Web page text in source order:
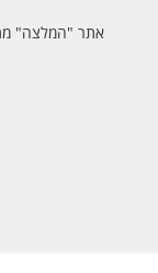
אתר "המלצה"